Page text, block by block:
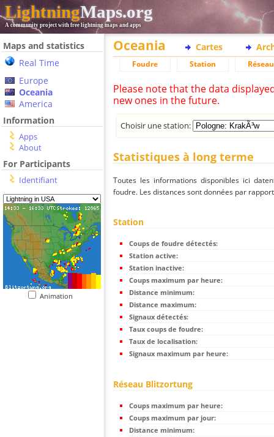
LightningMaps.org
A community project with free lightning maps and apps
Maps and statistics
Real Time
Europe
Oceania
America
Information
Apps
About
For Participants
Identifiant
Animation
Oceania Cartes
Foudre Station Réseau
Please note that the data
new ones in the future.
Choisir une station:
Statistiques à long terme
Toutes les informations disponibles ici
foudre. Les distances sont données par
Station
Coups de foudre détectés:
Station active:
Station inactive:
Coups maximum par heure:
Distance minimum:
Distance maximum:
Signaux détectés:
Taux coups de foudre:
Taux de localisation:
Signaux maximum par heure:
Réseau Blitzortung
Coups maximum par heure:
Coups maximum par jour:
Distance minimum: